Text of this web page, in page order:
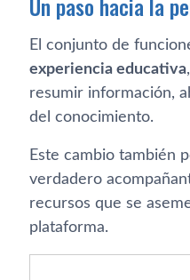
El conjunto de
experiencia educativa
resumir información,
del conocimiento.
Este cambio también
verdadero
recursos que se
plataforma.